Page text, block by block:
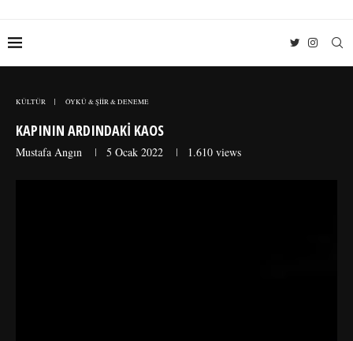
KÜLTÜR ÖYKÜ & ŞİİR & DENEME
KAPININ ARDINDAKİ KAOS
Mustafa Angın 5 Ocak 2022 1.610 views